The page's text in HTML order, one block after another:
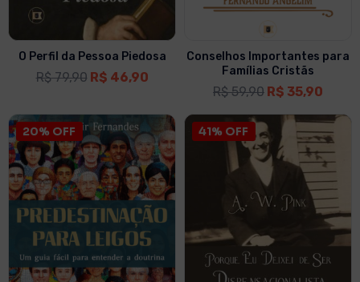
O Perfil da Pessoa Piedosa
R$79,90 R$ 46,90
Conselhos Importantes para
Famílias Cristãs
R$59,90 R$ 35,90
20% OFF 41% OFF